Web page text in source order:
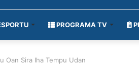
PROGRAMA TV
Oan Sira Iha Tempu Udan